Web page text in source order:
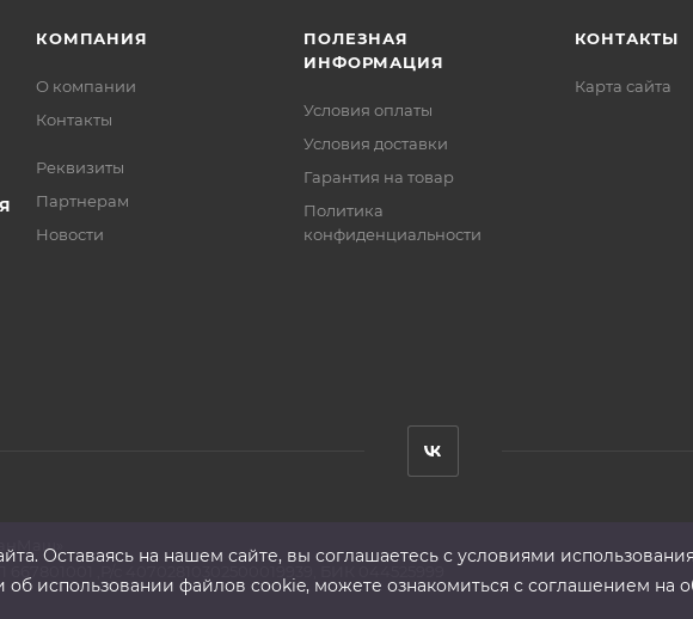
КОМПАНИЯ
О компании
Контакты
Реквизиты
Партнерам
Новости
ПОЛЕЗНАЯ
ИНФОРМАЦИЯ
Условия оплаты
Условия доставки
Гарантия на товар
Политика
конфиденциальности
КОНТАКТЫ
Карта сайта
,Р/с 40702810302500019939, БИК 044525999
Оставаясь на нашем сайте, вы соглашаетесь с условиями
использовании файлов cookie, можете ознакомиться с соглашением на